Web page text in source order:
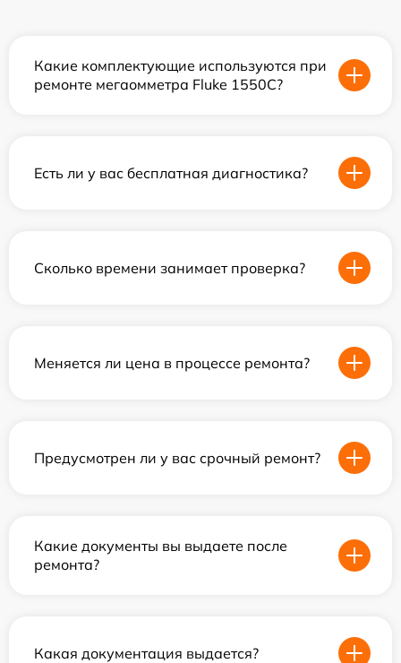
Какие комплектующие используются при
ремонте мегаомметра Fluke 1550C?
Есть ли у вас бесплатная диагностика?
Сколько времени занимает проверка?
Меняется ли цена в процессе ремонта?
Предусмотрен ли у вас срочный ремонт?
Какие документы вы выдаете после
ремонта?
Какая документация выдается?